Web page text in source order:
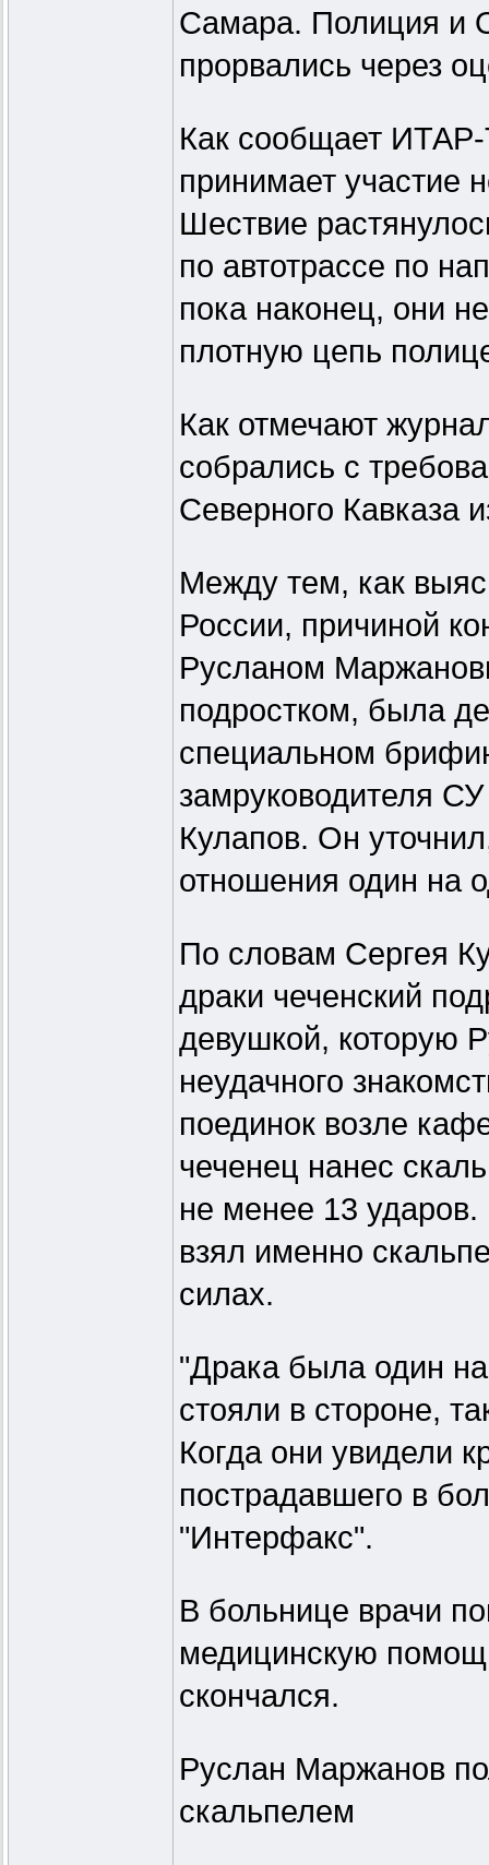
Самара. Полиция и
прорвались через
Как сообщает
принимает участие
Шествие
по автотрассе по
пока наконец, они
плотную цепь
Как отмечают
собрались с
Северного Кавказа
Между тем, как
России, причиной
Русланом
подростком, была
специальном
замруководителя
Кулапов. Он
отношения один на
По словам Сергея
драки чеченский
девушкой, которую
неудачного
поединок возле
чеченец нанес
не менее 13 ударов.
взял именно
силах.
"Драка была один
стояли в стороне,
Когда они увидели
пострадавшего в
"Интерфакс".
В больнице врачи
медицинскую
скончался.
Руслан Маржанов
скальпелем